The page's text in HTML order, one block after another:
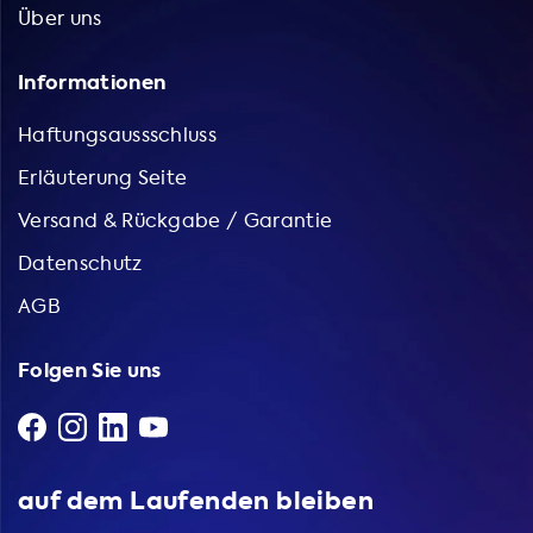
Über uns
Informationen
Haftungsaussschluss
Erläuterung Seite
Versand & Rückgabe / Garantie
Datenschutz
AGB
Folgen Sie uns
auf dem Laufenden bleiben